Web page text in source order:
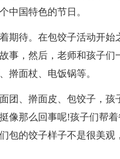
中国特色的节日。
期待。在包饺子活动开始
事，然后，老师和孩子
擀面杖、电饭锅等。
团、擀面皮、包饺子，
像那么回事呢!孩子们帮
包的饺子样子不是很美观